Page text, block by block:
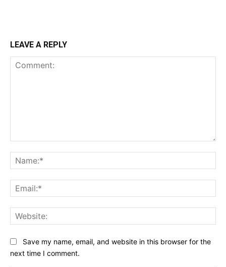
LEAVE A REPLY
Save my name, email, and website in this browser for the
next time I comment.